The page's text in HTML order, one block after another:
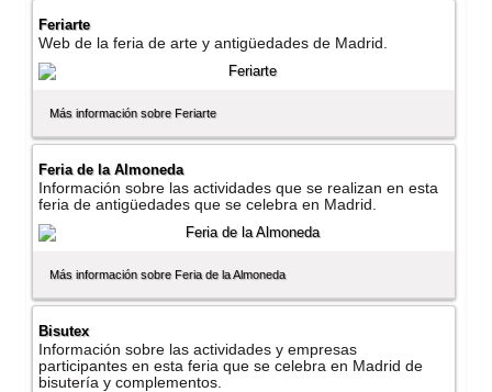
Feriarte
Web de la feria de arte y antigüedades de Madrid.
Más información sobre Feriarte
Feria de la Almoneda
Información sobre las actividades que se realizan en esta
feria de antigüedades que se celebra en Madrid.
Más información sobre Feria de la Almoneda
Bisutex
Información sobre las actividades y empresas
participantes en esta feria que se celebra en Madrid de
bisuterí­a y complementos.